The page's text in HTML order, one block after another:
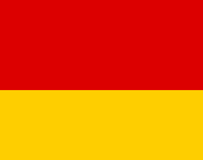
24-25 noiembrie.
perioada 1-7 decembrie